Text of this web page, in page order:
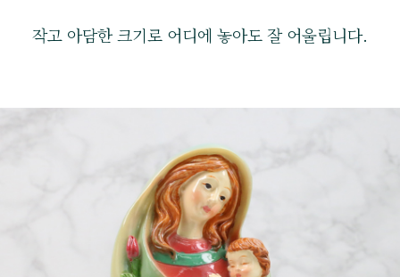
작고 아담한 크기로 어디에 놓아도 잘 어울립니다.